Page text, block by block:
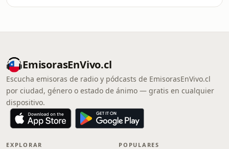
EmisorasEnVivo.cl
Escucha emisoras de radio y pódcasts de EmisorasEnVivo.cl
por ciudad, género o estado de ánimo — gratis en cualquier
dispositivo.
EXPLORAR POPULARES